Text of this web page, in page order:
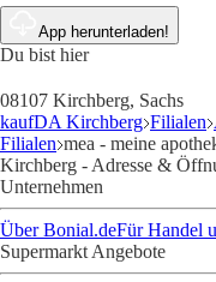
App herunterladen!
Du bist hier
08107 Kirchberg, Sachs
kaufDA Kirchberg Filialen
Filialen mea - meine
Kirchberg - Adresse &
Unternehmen
Über Bonial.deFür Handel
Supermarkt Angebote